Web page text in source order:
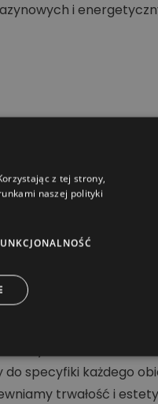
i
specyfiki każdego
trwałość i
z tej strony,
naszej polityki